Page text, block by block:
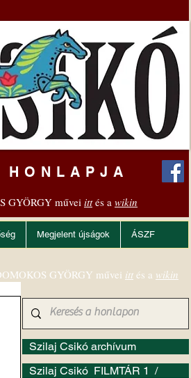
GYÖRGY művei ittés a wikin
Megjelent újságok ÁSZF
Szilaj Csikó archívum
Szilaj Csikó FILMTÁR 1 /
GYÖRGY művei itt és a wikin